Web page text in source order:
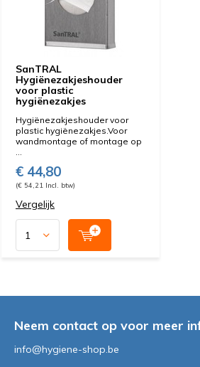
SanTRAL
Hygiënezakjeshouder
voor plastic
hygiënezakjes
Hygiënezakjeshouder voor
plastic hygiënezakjes.Voor
wandmontage of montage op
...
€ 44,80
(€ 54,21 Incl. btw)
Vergelijk
Neem contact op voor meer
info@hygiene-shop.be